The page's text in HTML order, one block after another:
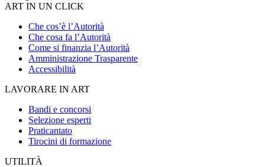
ART IN UN CLICK
Che cos’è l’Autorità
Che cosa fa l’Autorità
Come si finanzia l’Autorità
Amministrazione Trasparente
Accessibilità
LAVORARE IN ART
Bandi e concorsi
Selezione esperti
Praticantato
Tirocini di formazione
UTILITÀ